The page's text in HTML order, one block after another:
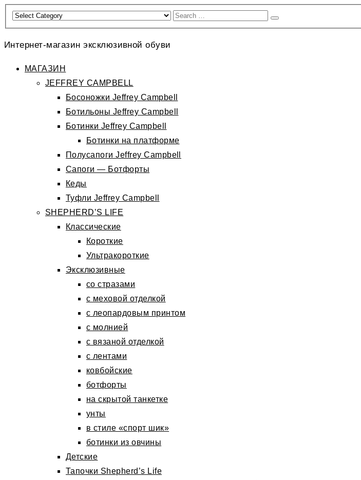
Интернет-магазин эксклюзивной обуви
МАГАЗИН
JEFFREY CAMPBELL
Босоножки Jeffrey Campbell
Ботильоны Jeffrey Campbell
Ботинки Jeffrey Campbell
Ботинки на платформе
Полусапоги Jeffrey Campbell
Сапоги — Ботфорты
Кеды
Туфли Jeffrey Campbell
SHEPHERD’S LIFE
Классические
Короткие
Ультракороткие
Эксклюзивные
со стразами
с меховой отделкой
с леопардовым принтом
с молнией
с вязаной отделкой
с лентами
ковбойские
ботфорты
на скрытой танкетке
унты
в стиле «спорт шик»
ботинки из овчины
Детские
Тапочки Shepherd’s Life